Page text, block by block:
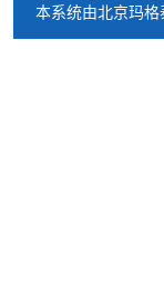
本系统由北京玛